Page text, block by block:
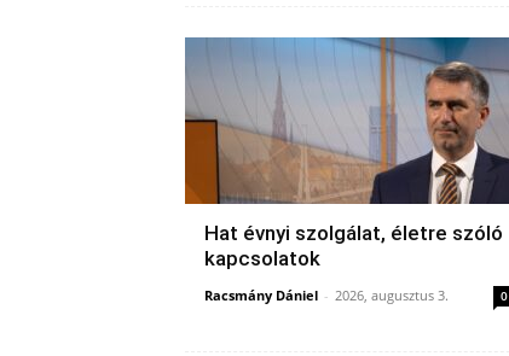
Hat évnyi szolgálat, életre szóló
kapcsolatok
Racsmány Dániel - 2026, augusztus 3. 0